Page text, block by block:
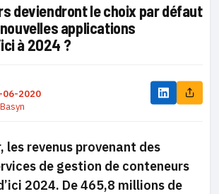
deviendront le choix par défaut
applications
à 2024 ?
06-2020
les revenus provenant des
de gestion de conteneurs
2024. De 465,8 millions de